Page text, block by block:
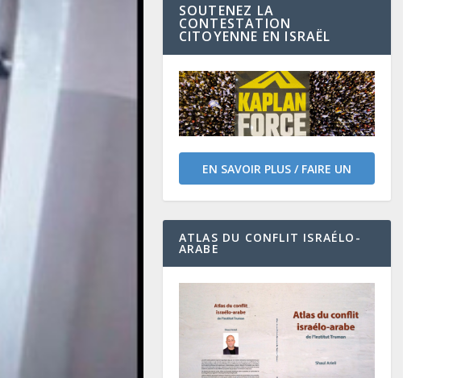
SOUTENEZ LA
CONTESTATION
CITOYENNE EN ISRAËL
EN SAVOIR PLUS / FAIRE UN
DON
ATLAS DU CONFLIT ISRAÉLO-
ARABE